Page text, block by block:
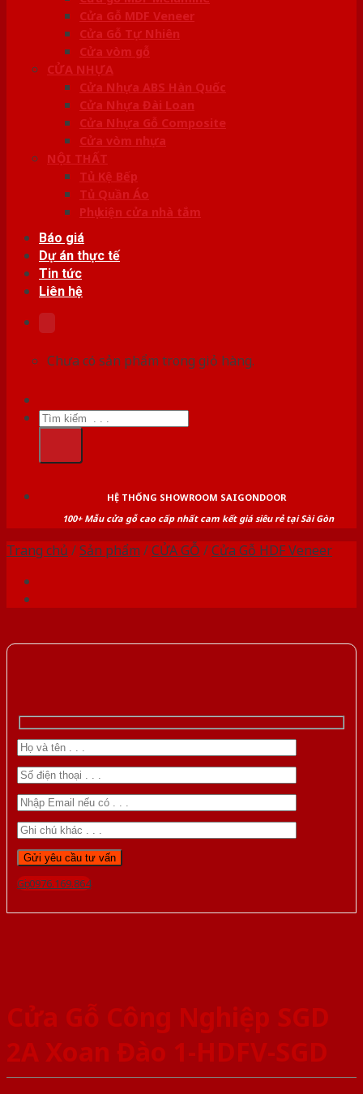
Cửa Gỗ MDF Veneer
Cửa Gỗ Tự Nhiên
Cửa vòm gỗ
CỬA NHỰA
Cửa Nhựa ABS Hàn Quốc
Cửa Nhựa Đài Loan
Cửa Nhựa Gỗ Composite
Cửa vòm nhựa
NỘI THẤT
Tủ Kệ Bếp
Tủ Quần Áo
Phụ kiện cửa nhà tắm
Báo giá
Dự án thực tế
Tin tức
Liên hệ
Chưa có sản phẩm trong giỏ hàng.
Tìm
kiếm:
HỆ THỐNG SHOWROOM SAIGONDOOR
100+ Mẫu cửa gỗ cao cấp nhất cam kết giá siêu rẻ tại Sài Gòn
Trang chủ /Sản phẩm /CỬA GỖ /Cửa Gỗ HDF Veneer
Gọi 0976.169.864
Cửa Gỗ Công Nghiệp SGD
2A Xoan Đào 1-HDFV-SGD